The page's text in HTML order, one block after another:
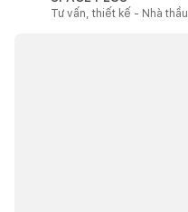
Tư vấn, thiết kế - Nhà thầu